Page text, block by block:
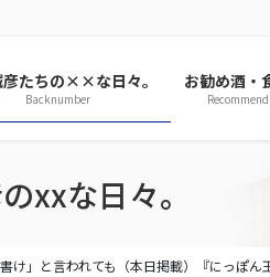
たちの××な日々。
Backnumber
お勧め酒・
Recommend
xxな日々。
」と言われても（本日掲載）『にっぽん